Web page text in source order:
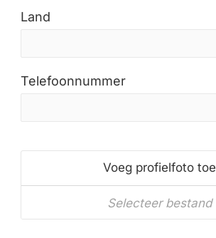
Land
Telefoonnummer
Selecteer bestand
Voeg profielfoto toe